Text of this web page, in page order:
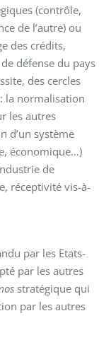
(contrôle,
de l’autre) ou
des crédits,
défense du pays
des cercles
la normalisation
les autres
d’un système
économique…)
de
réceptivité vis-à-
par les Etats-
par les autres
stratégique qui
par les autres